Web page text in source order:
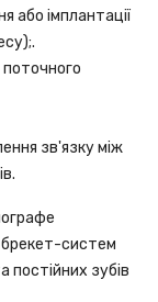
або імплантації
зв'язку між
систем
постійних зубів